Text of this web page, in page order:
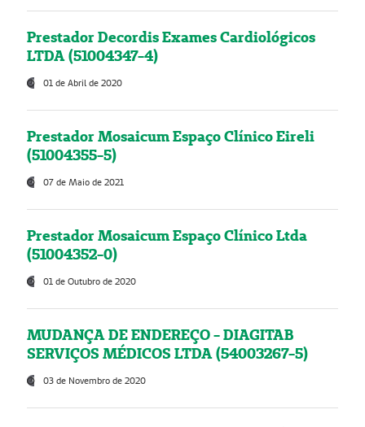
Prestador Decordis Exames Cardiológicos
LTDA (51004347-4)
01 de Abril de 2020
Prestador Mosaicum Espaço Clínico Eireli
(51004355-5)
07 de Maio de 2021
Prestador Mosaicum Espaço Clínico Ltda
(51004352-0)
01 de Outubro de 2020
MUDANÇA DE ENDEREÇO - DIAGITAB
SERVIÇOS MÉDICOS LTDA (54003267-5)
03 de Novembro de 2020